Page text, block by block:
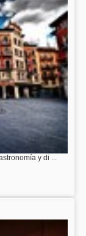
y di ...